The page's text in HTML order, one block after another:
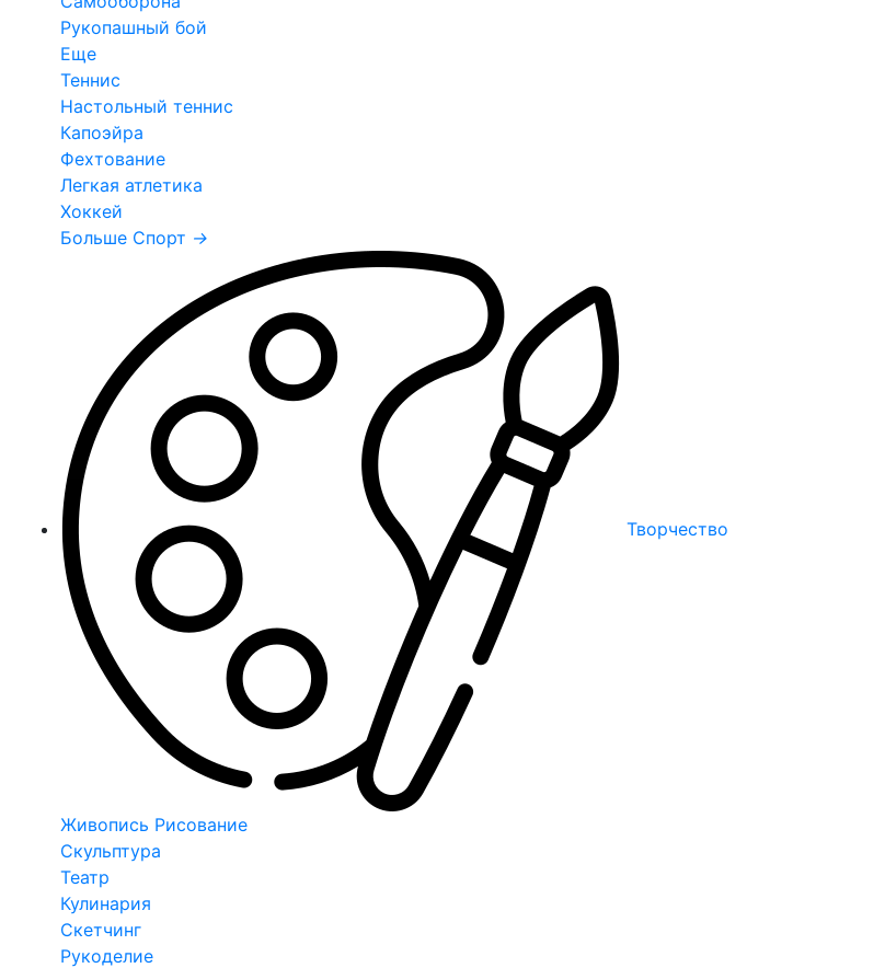
Рукопашный бой
Еще
Теннис
Настольный теннис
Капоэйра
Фехтование
Легкая атлетика
Хоккей
Больше Спорт →
Творчество
Живопись Рисование
Скульптура
Театр
Кулинария
Скетчинг
Рукоделие